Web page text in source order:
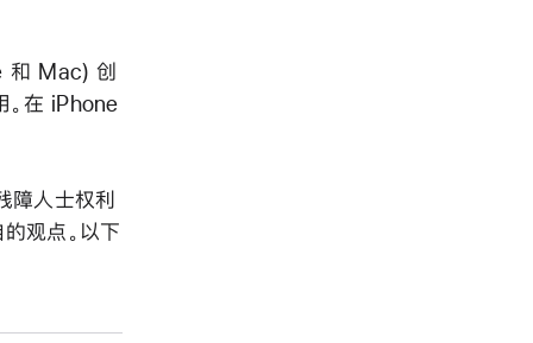
和 Mac) 创
。在 iPhone
障人士权利
观点。以下